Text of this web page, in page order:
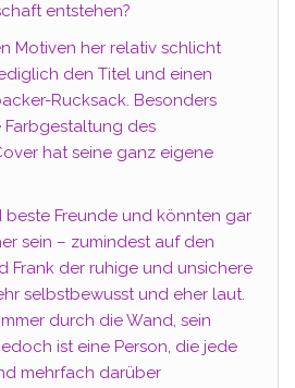
entstehen?
Motiven her relativ schlicht
den Titel und einen
Rucksack. Besonders
Farbgestaltung des
hat seine ganz eigene
beste Freunde und könnten gar
sein – zumindest auf den
Frank der ruhige und unsichere
selbstbewusst und eher laut.
durch die Wand, sein
ist eine Person, die jede
mehrfach darüber